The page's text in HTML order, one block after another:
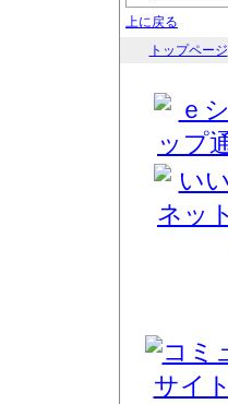
上に戻る
トップページ